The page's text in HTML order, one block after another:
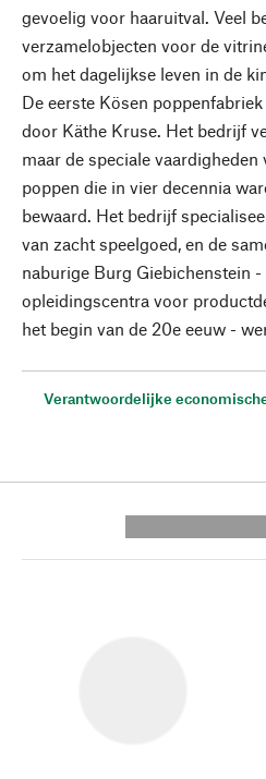
gevoelig voor haaruitval. Veel
verzamelobjecten voor de
om het dagelijkse leven in de
De eerste Kösen
door Käthe Kruse. Het bedrijf
maar de speciale vaardigheden
poppen die in vier decennia
bewaard. Het bedrijf
van zacht speelgoed, en de
naburige Burg Giebichenstein
opleidingscentra voor
het begin van de 20e eeuw -
Verantwoordelijke